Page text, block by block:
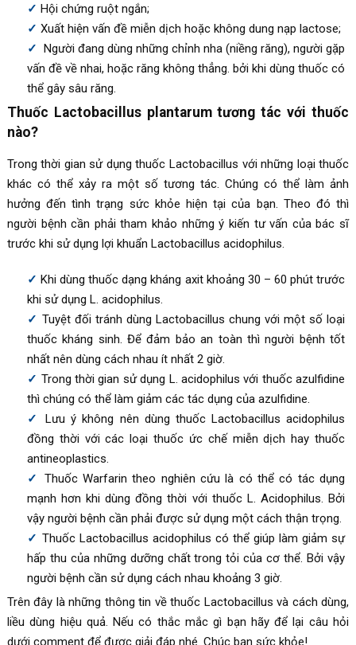
Hội chứng ruột ngắn;
Xuất hiện vấn đề miễn dịch hoặc không dung nạp lactose;
Người đang dùng những chỉnh nha (niềng răng), người gặp
vấn đề về nhai, hoặc răng không thẳng. bởi khi dùng thuốc có
thể gây sâu răng.
Thuốc Lactobacillus plantarum tương tác với thuốc
nào?
Trong thời gian sử dụng thuốc Lactobacillus với những loại thuốc
khác có thể xảy ra một số tương tác. Chúng có thể làm ảnh
hưởng đến tình trạng sức khỏe hiện tại của bạn. Theo đó thì
người bệnh cần phải tham khảo những ý kiến tư vấn của bác sĩ
trước khi sử dụng lợi khuẩn Lactobacillus acidophilus.
Khi dùng thuốc dạng kháng axit khoảng 30 – 60 phút trước
khi sử dụng L. acidophilus.
Tuyệt đối tránh dùng Lactobacillus chung với một số loại
thuốc kháng sinh. Để đảm bảo an toàn thì người bệnh tốt
nhất nên dùng cách nhau ít nhất 2 giờ.
Trong thời gian sử dụng L. acidophilus với thuốc azulfidine
thì chúng có thể làm giảm các tác dụng của azulfidine.
Lưu ý không nên dùng thuốc Lactobacillus acidophilus
đồng thời với các loại thuốc ức chế miễn dịch hay thuốc
antineoplastics.
Thuốc Warfarin theo nghiên cứu là có thể có tác dụng
mạnh hơn khi dùng đồng thời với thuốc L. Acidophilus. Bởi
vậy người bệnh cần phải được sử dụng một cách thận trọng.
Thuốc Lactobacillus acidophilus có thể giúp làm giảm sự
hấp thu của những dưỡng chất trong tỏi của cơ thể. Bởi vậy
người bệnh cần sử dụng cách nhau khoảng 3 giờ.
Trên đây là những thông tin về thuốc Lactobacillus và cách dùng,
liều dùng hiệu quả. Nếu có thắc mắc gì bạn hãy để lại câu hỏi
dưới comment để được giải đáp nhé. Chúc bạn sức khỏe!